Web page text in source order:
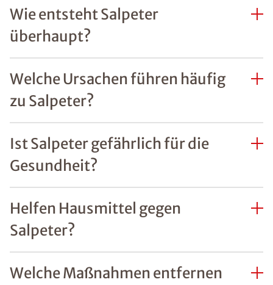
Wie entsteht Salpeter
überhaupt?
Welche Ursachen führen häufig
zu Salpeter?
Ist Salpeter gefährlich für die
Gesundheit?
Helfen Hausmittel gegen
Salpeter?
Welche Maßnahmen entfernen